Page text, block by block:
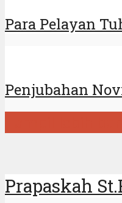
Para Pelayan
Penjubahan
Prapaskah